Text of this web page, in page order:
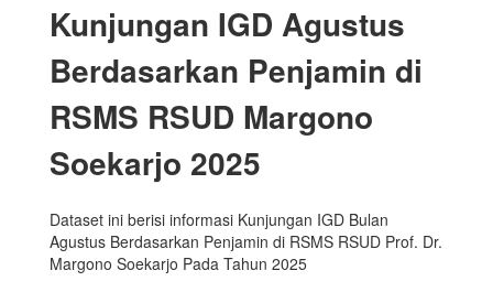
Kunjungan IGD Agustus
Berdasarkan Penjamin di
RSMS RSUD Margono
Soekarjo 2025
Dataset ini berisi informasi Kunjungan IGD Bulan
Agustus Berdasarkan Penjamin di RSMS RSUD Prof. Dr.
Margono Soekarjo Pada Tahun 2025